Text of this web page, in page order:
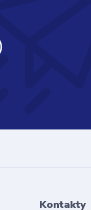
Kontakty